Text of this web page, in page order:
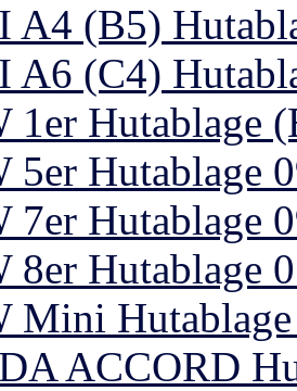
A4 (B5)
A6 (C4)
1er Hutablage
5er Hutablage
7er Hutablage
8er Hutablage
Mini
ACCORD